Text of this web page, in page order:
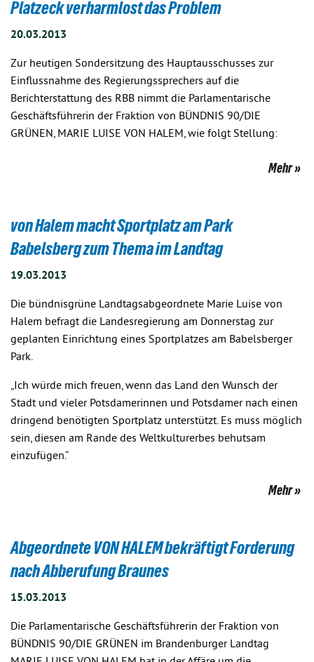
Platzeck verharmlost das Problem
20.03.2013
Zur heutigen Sondersitzung des Hauptausschusses zur
Einflussnahme des Regierungssprechers auf die
Berichterstattung des RBB nimmt die Parlamentarische
Geschäftsführerin der Fraktion von BÜNDNIS 90/DIE
GRÜNEN, MARIE LUISE VON HALEM, wie folgt Stellung:
Mehr
von Halem macht Sportplatz am Park
Babelsberg zum Thema im Landtag
19.03.2013
Die bündnisgrüne Landtagsabgeordnete Marie Luise von
Halem befragt die Landesregierung am Donnerstag zur
geplanten Einrichtung eines Sportplatzes am Babelsberger
Park.
„Ich würde mich freuen, wenn das Land den Wunsch der
Stadt und vieler Potsdamerinnen und Potsdamer nach einen
dringend benötigten Sportplatz unterstützt. Es muss möglich
sein, diesen am Rande des Weltkulturerbes behutsam
einzufügen.“
Mehr
Abgeordnete VON HALEM bekräftigt Forderung
nach Abberufung Braunes
15.03.2013
Die Parlamentarische Geschäftsführerin der Fraktion von
BÜNDNIS 90/DIE GRÜNEN im Brandenburger Landtag